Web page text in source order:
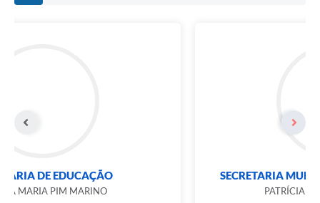
SECRETARIA DE EDUCAÇÃO
SANDRA MARIA PIM MARINO